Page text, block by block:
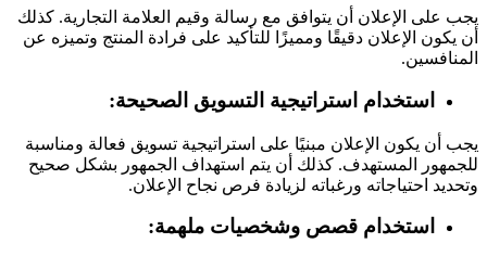
يجب على الإعلان أن يتوافق مع رسالة وقيم العلامة التجارية. كذلك
أن يكون الإعلان دقيقًا ومميزًا للتأكيد على فرادة المنتج وتميزه عن
المنافسين.
استخدام استراتيجية التسويق الصحيحة:
يجب أن يكون الإعلان مبنيًا على استراتيجية تسويق فعالة ومناسبة
للجمهور المستهدف. كذلك أن يتم استهداف الجمهور بشكل صحيح
وتحديد احتياجاته ورغباته لزيادة فرص نجاح الإعلان.
استخدام قصص وشخصيات ملهمة: